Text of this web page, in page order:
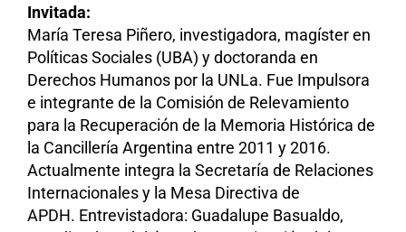
Invitada:
María Teresa Piñero, investigadora, magíster en
Políticas Sociales (UBA) y doctoranda en
Derechos Humanos por la UNLa. Fue Impulsora
e integrante de la Comisión de Relevamiento
para la Recuperación de la Memoria Histórica de
la Cancillería Argentina entre 2011 y 2016.
Actualmente integra la Secretaría de Relaciones
Internacionales y la Mesa Directiva de
APDH. Entrevistadora: Guadalupe Basualdo,